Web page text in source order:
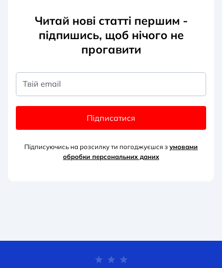
Читай нові статті першим -
підпишись, щоб нічого не
прогавити
Твій email
Підписатися
Підписуючись на розсилку ти погоджуєшся з умовами
обробки персональних даних